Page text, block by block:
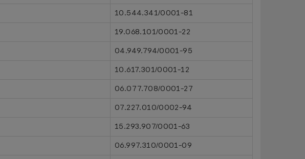
10.544.341/0001-81
19.068.101/0001-22
04.949.794/0001-95
10.617.301/0001-12
06.077.708/0001-27
07.227.010/0002-94
15.293.907/0001-63
06.997.310/0001-09